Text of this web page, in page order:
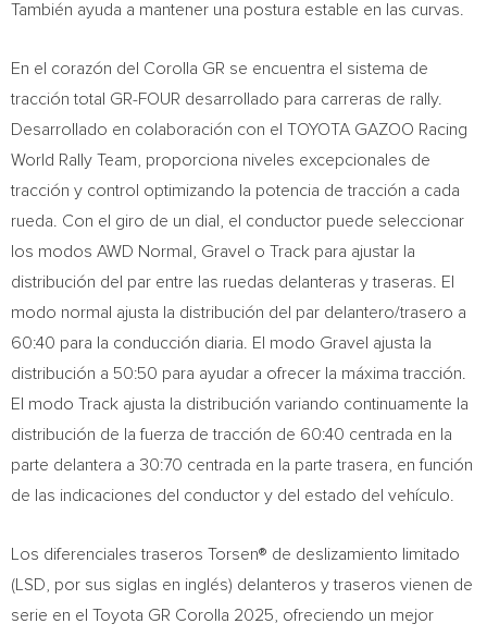
También ayuda a mantener una postura estable en las curvas.
En el corazón del Corolla GR se encuentra el sistema de
tracción total GR-FOUR desarrollado para carreras de rally.
Desarrollado en colaboración con el TOYOTA GAZOO Racing
World Rally Team, proporciona niveles excepcionales de
tracción y control optimizando la potencia de tracción a cada
rueda. Con el giro de un dial, el conductor puede seleccionar
los modos AWD Normal, Gravel o Track para ajustar la
distribución del par entre las ruedas delanteras y traseras. El
modo normal ajusta la distribución del par delantero/trasero a
60:40 para la conducción diaria. El modo Gravel ajusta la
distribución a 50:50 para ayudar a ofrecer la máxima tracción.
El modo Track ajusta la distribución variando continuamente la
distribución de la fuerza de tracción de 60:40 centrada en la
parte delantera a 30:70 centrada en la parte trasera, en función
de las indicaciones del conductor y del estado del vehículo.
Los diferenciales traseros Torsen® de deslizamiento limitado
(LSD, por sus siglas en inglés) delanteros y traseros vienen de
serie en el Toyota GR Corolla 2025, ofreciendo un mejor